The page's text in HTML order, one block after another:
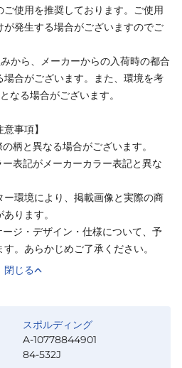
使用を推奨しております。ご使用
発生する場合がございますのでご
から、メーカーからの入荷時の都合
合がございます。また、環境を考
なる場合がございます。
事項】
柄と異なる場合がございます。
表記がメーカーカラー表記と異な
環境により、掲載画像と実際の商
ります。
ジ・デザイン・仕様について、予
。あらかじめご了承ください。
閉じる
スポルディング
A-10778844901
84-532J